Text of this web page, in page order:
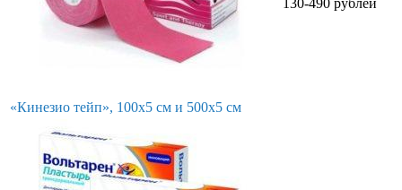
«Кинезио тейп», 100х5 см и 500х5 см
130-490 рублей